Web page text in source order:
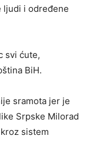
ljudi i određene
svi ćute,
BiH.
sramota jer je
Srpske Milorad
sistem